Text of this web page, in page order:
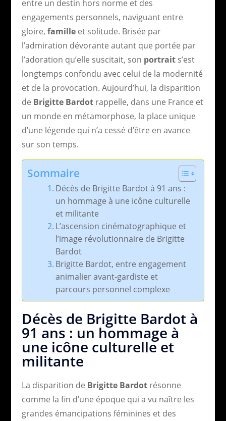
entre un destin hors norme et des
engagements personnels, naviguant entre
gloire, familleet solitude. Brisée par
l’admiration dévorante autant que portée par
l’adoration qu’elle suscitait, son portraits’est
longtemps confondu avec celui de la modernité
et de la provocation. Aujourd’hui, la disparition
de Brigitte Bardotrappelle, dans une France et
un monde en métamorphose, la place unique
d’une légende qui n’a cessé d’être en avance
sur son temps.
Sommaire
Décès de Brigitte Bardot à 91 ans :
un hommage à une icône culturelle
et militante
L’ascension cinématographique et
l’image révolutionnaire de Brigitte
Bardot
Brigitte Bardot, entre engagement
animalier avant-gardiste et
parcours personnel complexe
Décès de Brigitte Bardot à
91 ans : un hommage à
une icône culturelle et
militante
La disparition de Brigitte Bardotrésonne
comme la fin d’une époque qui a vu naître les
grandes émancipations féminines et des